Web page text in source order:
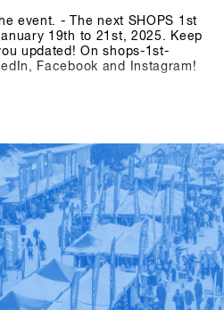
event. - The next SHOPS 1st
19th to 21st, 2025. Keep
updated! On shops-1st-
Facebook and Instagram!